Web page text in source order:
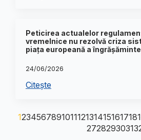
Peticirea actualelor
vremelnice nu rezolvă criza
piața europeană a
24/06/2026
Citește
123456789101112131415161718
2728293031